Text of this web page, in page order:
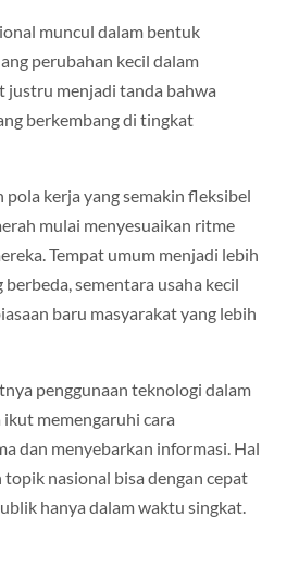
muncul dalam bentuk
perubahan kecil dalam
justru menjadi tanda bahwa
berkembang di tingkat
kerja yang semakin fleksibel
mulai menyesuaikan ritme
Tempat umum menjadi lebih
berbeda, sementara usaha kecil
baru masyarakat yang lebih
penggunaan teknologi dalam
memengaruhi cara
dan menyebarkan informasi. Hal
nasional bisa dengan cepat
hanya dalam waktu singkat.